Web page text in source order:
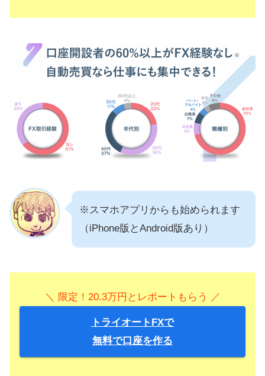
※スマホアプリからも始められます
（iPhone版とAndroid版あり）
＼ 限定！20.3万円とレポートもらう ／
トライオートFXで
無料で口座を作る